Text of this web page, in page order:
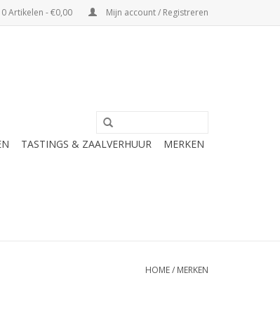
0 Artikelen - €0,00 Mijn account / Registreren
TASTINGS & ZAALVERHUUR MERKEN
HOME/ MERKEN